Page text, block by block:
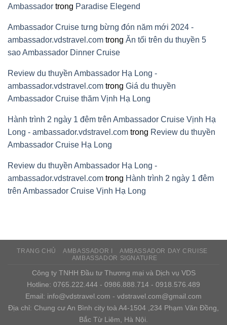
Ambassador trong Paradise Elegend
Ambassador Cruise tưng bừng đón năm mới 2024 -
ambassador.vdstravel.com trong Ăn tối trên du thuyền 5
sao Ambassador Dinner Cruise
Review du thuyền Ambassador Hạ Long -
ambassador.vdstravel.com trong Giá du thuyền
Ambassador Cruise thăm Vịnh Hạ Long
Hành trình 2 ngày 1 đêm trên Ambassador Cruise Vịnh Hạ
Long - ambassador.vdstravel.com trong Review du thuyền
Ambassador Cruise Hạ Long
Review du thuyền Ambassador Hạ Long -
ambassador.vdstravel.com trong Hành trình 2 ngày 1 đêm
trên Ambassador Cruise Vịnh Hạ Long
TRANG CHỦ AMBASSADOR I
AMBASSADOR DAY CRUISE
AMBASSADOR SIGNATURE
Công ty TNHH Đầu tư Thương mại và Dịch vụ VDS
Hotline: 0765.222.444 - 0986.888.714 - 0918.576.489
Email: info@vdstravel.com - vdstravel.com@gmail.com
Địa chỉ: Chung cư An Bình city toà A4-1504 ,234 Phạm Văn Đồng,
Bắc Từ Liêm, Hà Nội.